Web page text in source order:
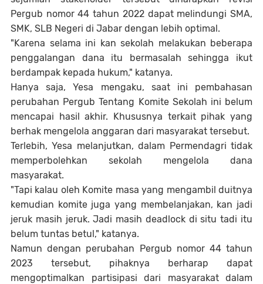
Pergub nomor 44 tahun 2022 dapat melindungi SMA,
SMK, SLB Negeri di Jabar dengan lebih optimal.
"Karena selama ini kan sekolah melakukan beberapa
penggalangan dana itu bermasalah sehingga ikut
berdampak kepada hukum," katanya.
Hanya saja, Yesa mengaku, saat ini pembahasan
perubahan Pergub Tentang Komite Sekolah ini belum
mencapai hasil akhir. Khususnya terkait pihak yang
berhak mengelola anggaran dari masyarakat tersebut.
Terlebih, Yesa melanjutkan, dalam Permendagri tidak
memperbolehkan sekolah mengelola dana
masyarakat.
"Tapi kalau oleh Komite masa yang mengambil duitnya
kemudian komite juga yang membelanjakan, kan jadi
jeruk masih jeruk. Jadi masih deadlock di situ tadi itu
belum tuntas betul," katanya.
Namun dengan perubahan Pergub nomor 44 tahun
2023 tersebut, pihaknya berharap dapat
mengoptimalkan partisipasi dari masyarakat dalam